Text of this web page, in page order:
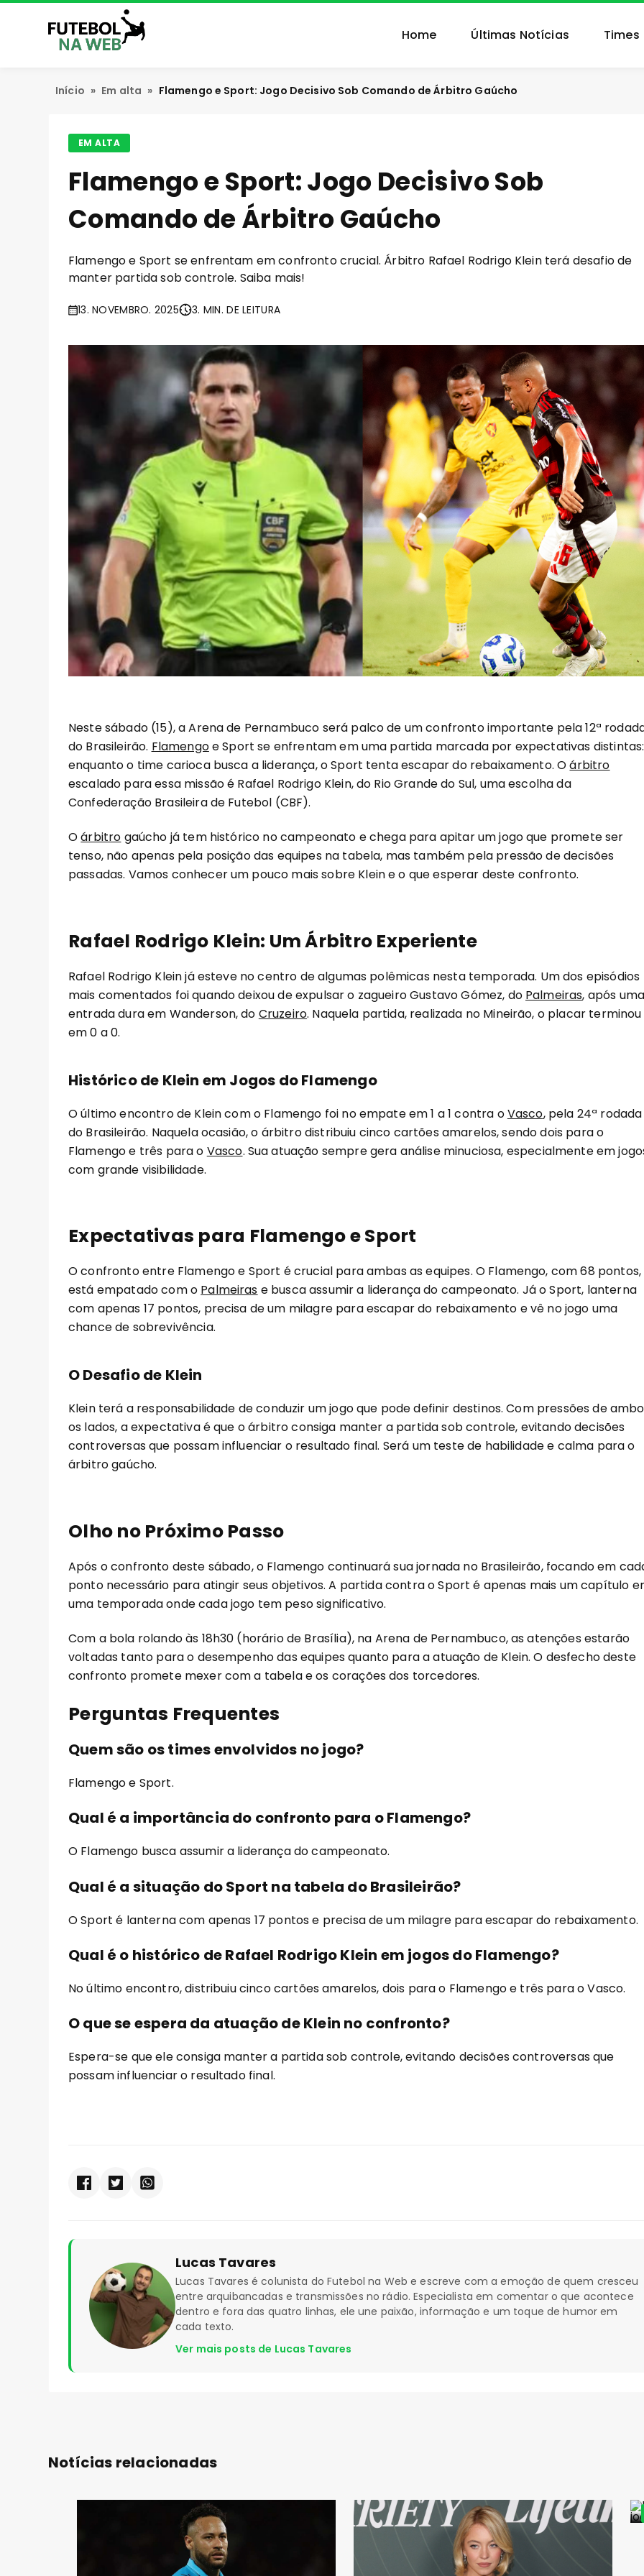
Home Últimas Notícias Times
Início » Em alta » Flamengo e Sport: Jogo Decisivo Sob Comando de Árbitro Gaúcho
EM ALTA
Flamengo e Sport: Jogo Decisivo Sob
Comando de Árbitro Gaúcho
Flamengo e Sport se enfrentam em confronto crucial. Árbitro Rafael Rodrigo Klein terá desafio de
manter partida sob controle. Saiba mais!
13. NOVEMBRO. 2025 3. MIN. DE LEITURA
Neste sábado (15), a Arena de Pernambuco será palco de um confronto importante pela 12ª
do Brasileirão. Flamengoe Sport se enfrentam em uma partida marcada por expectativas distintas:
enquanto o time carioca busca a liderança, o Sport tenta escapar do rebaixamento. Oárbitro
escalado para essa missão é Rafael Rodrigo Klein, do Rio Grande do Sul, uma escolha da
Confederação Brasileira de Futebol (CBF).
Oárbitro gaúcho já tem histórico no campeonato e chega para apitar um jogo que promete ser
tenso, não apenas pela posição das equipes na tabela, mas também pela pressão de decisões
passadas. Vamos conhecer um pouco mais sobre Klein e o que esperar deste confronto.
Rafael Rodrigo Klein: Um Árbitro Experiente
Rafael Rodrigo Klein já esteve no centro de algumas polêmicas nesta temporada. Um dos episódios
mais comentados foi quando deixou de expulsar o zagueiro Gustavo Gómez, do Palmeiras, após
entrada dura em Wanderson, do Cruzeiro. Naquela partida, realizada no Mineirão, o placar terminou
em 0 a 0.
Histórico de Klein em Jogos do Flamengo
O último encontro de Klein com o Flamengo foi no empate em 1 a 1 contra oVasco, pela 24ª rodada
do Brasileirão. Naquela ocasião, o árbitro distribuiu cinco cartões amarelos, sendo dois para o
Flamengo e três para o Vasco. Sua atuação sempre gera análise minuciosa, especialmente em
com grande visibilidade.
Expectativas para Flamengo e Sport
O confronto entre Flamengo e Sport é crucial para ambas as equipes. O Flamengo, com 68 pontos,
está empatado com o Palmeiras e busca assumir a liderança do campeonato. Já o Sport, lanterna
com apenas 17 pontos, precisa de um milagre para escapar do rebaixamento e vê no jogo uma
chance de sobrevivência.
O Desafio de Klein
Klein terá a responsabilidade de conduzir um jogo que pode definir destinos. Com pressões de
os lados, a expectativa é que o árbitro consiga manter a partida sob controle, evitando decisões
controversas que possam influenciar o resultado final. Será um teste de habilidade e calma para o
árbitro gaúcho.
Olho no Próximo Passo
Após o confronto deste sábado, o Flamengo continuará sua jornada no Brasileirão, focando em
ponto necessário para atingir seus objetivos. A partida contra o Sport é apenas mais um capítulo
uma temporada onde cada jogo tem peso significativo.
Com a bola rolando às 18h30 (horário de Brasília), na Arena de Pernambuco, as atenções estarão
voltadas tanto para o desempenho das equipes quanto para a atuação de Klein. O desfecho deste
confronto promete mexer com a tabela e os corações dos torcedores.
Perguntas Frequentes
Quem são os times envolvidos no jogo?
Flamengo e Sport.
Qual é a importância do confronto para o Flamengo?
O Flamengo busca assumir a liderança do campeonato.
Qual é a situação do Sport na tabela do Brasileirão?
O Sport é lanterna com apenas 17 pontos e precisa de um milagre para escapar do rebaixamento.
Qual é o histórico de Rafael Rodrigo Klein em jogos do Flamengo?
No último encontro, distribuiu cinco cartões amarelos, dois para o Flamengo e três para o Vasco.
O que se espera da atuação de Klein no confronto?
Espera-se que ele consiga manter a partida sob controle, evitando decisões controversas que
possam influenciar o resultado final.
Lucas Tavares
Lucas Tavares é colunista do Futebol na Web e escreve com a emoção de quem cresceu
entre arquibancadas e transmissões no rádio. Especialista em comentar o que acontece
dentro e fora das quatro linhas, ele une paixão, informação e um toque de humor em
cada texto.
Ver mais posts de Lucas Tavares
Notícias relacionadas